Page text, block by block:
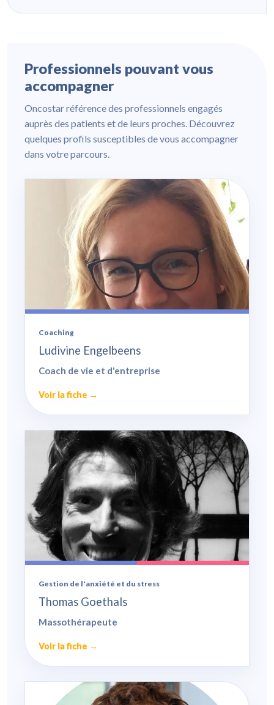
Professionnels pouvant vous
accompagner
Oncostar référence des professionnels engagés
auprès des patients et de leurs proches. Découvrez
quelques profils susceptibles de vous accompagner
dans votre parcours.
Coaching
Ludivine Engelbeens
Coach de vie et d'entreprise
Voir la fiche →
Gestion de l'anxiété et du stress
Thomas Goethals
Massothérapeute
Voir la fiche →